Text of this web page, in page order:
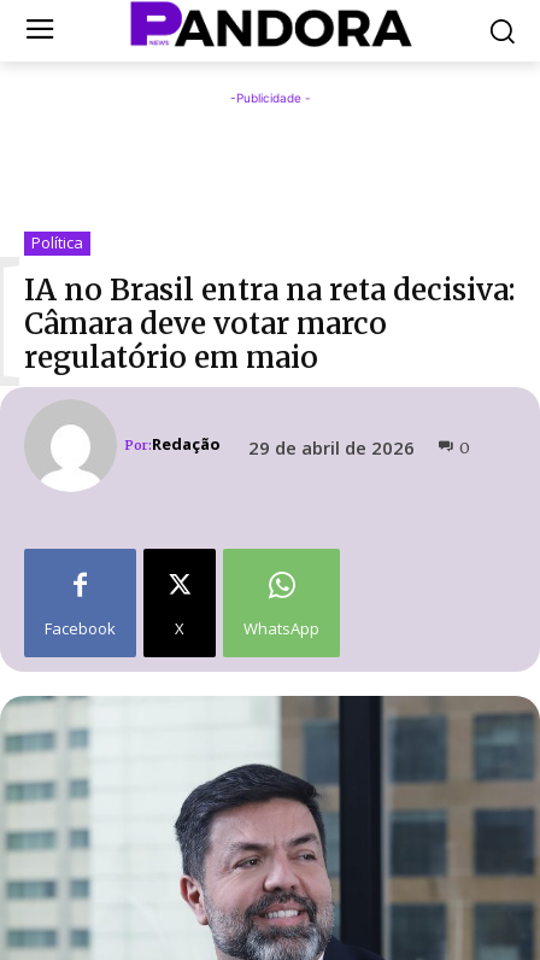
-Publicidade -
Política
IA no Brasil entra na reta decisiva:
Câmara deve votar marco
regulatório em maio
Por:Redação 29 de abril de 2026 0
Facebook X WhatsApp